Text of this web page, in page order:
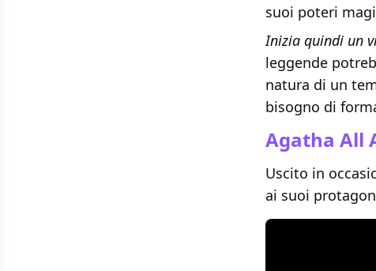
suoi poteri
Inizia quindi un
leggende
natura di un
bisogno di
Agatha All
Uscito in
ai suoi